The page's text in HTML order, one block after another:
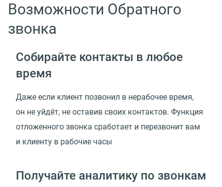
Возможности Обратного
звонка
Собирайте контакты в любое
время
Даже если клиент позвонил в нерабочее время,
он не уйдёт, не оставив своих контактов. Функция
отложенного звонка сработает и перезвонит вам
и клиенту в рабочие часы
Получайте аналитику по звонкам